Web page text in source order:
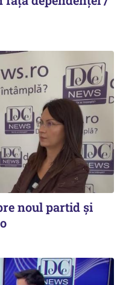
noul partid și